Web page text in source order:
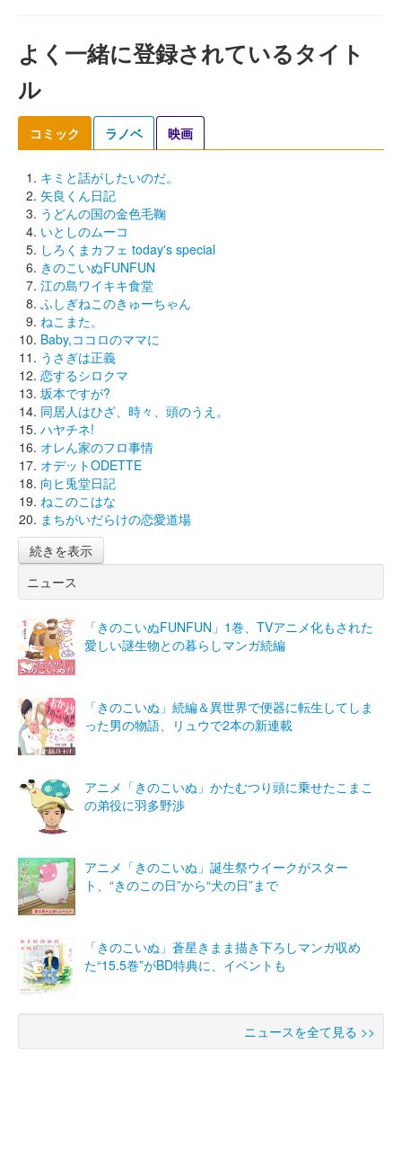
よく一緒に登録されているタイト
ル
コミック ラノベ 映画
キミと話がしたいのだ。
矢良くん日記
うどんの国の金色毛鞠
いとしのムーコ
しろくまカフェ today's special
きのこいぬFUNFUN
江の島ワイキキ食堂
ふしぎねこのきゅーちゃん
ねこまた。
Baby,ココロのママに
うさぎは正義
恋するシロクマ
坂本ですが?
同居人はひざ、時々、頭のうえ。
ハヤチネ!
オレん家のフロ事情
オデットODETTE
向ヒ兎堂日記
ねこのこはな
まちがいだらけの恋愛道場
続きを表示
ニュース
「きのこいぬFUNFUN」1巻、TVアニメ化もされた
愛しい謎生物との暮らしマンガ続編
「きのこいぬ」続編＆異世界で便器に転生してしま
った男の物語、リュウで2本の新連載
アニメ「きのこいぬ」かたむつり頭に乗せたこまこ
の弟役に羽多野渉
アニメ「きのこいぬ」誕生祭ウイークがスター
ト、“きのこの日”から“犬の日”まで
「きのこいぬ」蒼星きまま描き下ろしマンガ収め
た“15.5巻”がBD特典に、イベントも
ニュースを全て見る >>